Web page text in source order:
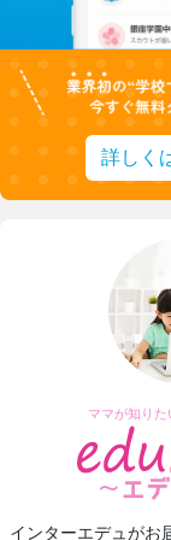
詳しく
ママが知り
インターエデュがお